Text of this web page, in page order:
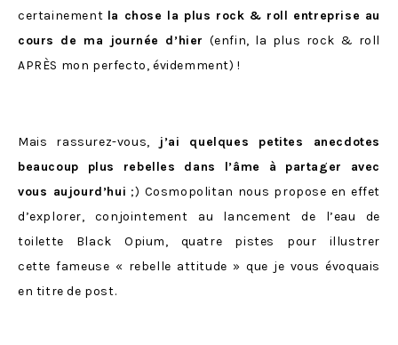
certainement la chose la plus rock & roll entreprise au
cours de ma journée d’hier (enfin, la plus rock & roll
APRÈS mon perfecto, évidemment) !
Mais rassurez-vous,
j’ai quelques petites anecdotes
beaucoup plus rebelles dans l’âme à partager avec
vous aujourd’hui ;) Cosmopolitan nous propose en effet
d’explorer, conjointement au lancement de l’eau de
toilette Black Opium, quatre pistes pour illustrer
cette fameuse « rebelle attitude » que je vous évoquais
en titre de post.